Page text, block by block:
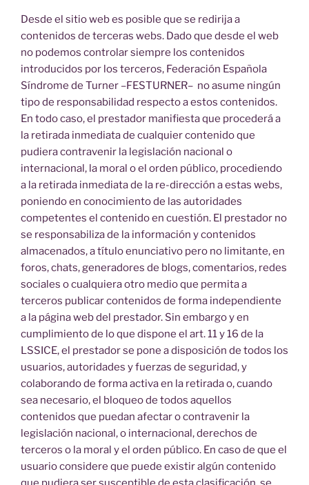
Desde el sitio web es posible que se redirija a
contenidos de terceras webs. Dado que desde el web
no podemos controlar siempre los contenidos
introducidos por los terceros, Federación Española
Síndrome de Turner –FESTURNER– no asume ningún
tipo de responsabilidad respecto a estos contenidos.
En todo caso, el prestador manifiesta que procederá a
la retirada inmediata de cualquier contenido que
pudiera contravenir la legislación nacional o
internacional, la moral o el orden público, procediendo
a la retirada inmediata de la re-dirección a estas webs,
poniendo en conocimiento de las autoridades
competentes el contenido en cuestión. El prestador no
se responsabiliza de la información y contenidos
almacenados, a título enunciativo pero no limitante, en
foros, chats, generadores de blogs, comentarios, redes
sociales o cualquiera otro medio que permita a
terceros publicar contenidos de forma independiente
a la página web del prestador. Sin embargo y en
cumplimiento de lo que dispone el art. 11 y 16 de la
LSSICE, el prestador se pone a disposición de todos los
usuarios, autoridades y fuerzas de seguridad, y
colaborando de forma activa en la retirada o, cuando
sea necesario, el bloqueo de todos aquellos
contenidos que puedan afectar o contravenir la
legislación nacional, o internacional, derechos de
terceros o la moral y el orden público. En caso de que el
usuario considere que puede existir algún contenido